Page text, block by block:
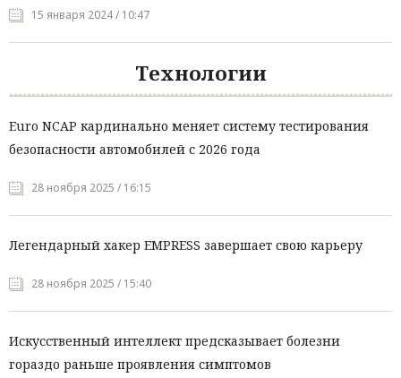
15 января 2024 / 10:47
Технологии
Euro NCAP кардинально меняет систему тестирования
безопасности автомобилей с 2026 года
28 ноября 2025 / 16:15
Легендарный хакер EMPRESS завершает свою карьеру
28 ноября 2025 / 15:40
Искусственный интеллект предсказывает болезни
гораздо раньше проявления симптомов